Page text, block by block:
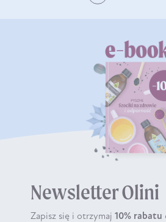
Newsletter Olini
Zapisz się i otrzymaj 10% rabatu